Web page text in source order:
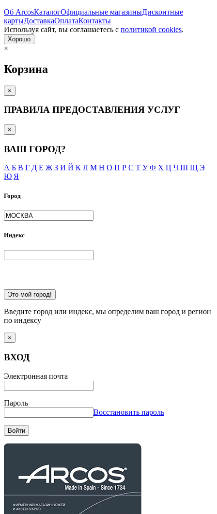
Об ArcosКаталогОфициальные магазиныДисконтные
картыДоставкаОплатаКонтакты
Используя сайт, вы согла­шаетесь с политикой cookies.
Хорошо
×
Корзина
×
ПРАВИЛА ПРЕДОСТАВЛЕНИЯ УСЛУГ
×
ВАШ ГОРОД?
А Б В Г Д Е Ж З И Й К Л М Н О П Р С Т У Ф Х Ц Ч Ш Щ Э
Ю Я
Город
Индекс
Это мой город!
Введите город или индекс, мы определим ваш город и регион
по индексу
×
ВХОД
Электронная почта
Пароль
Восстановить пароль
Войти